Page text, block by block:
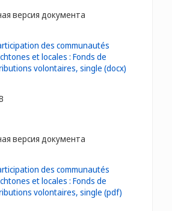
версия документа
версия документа